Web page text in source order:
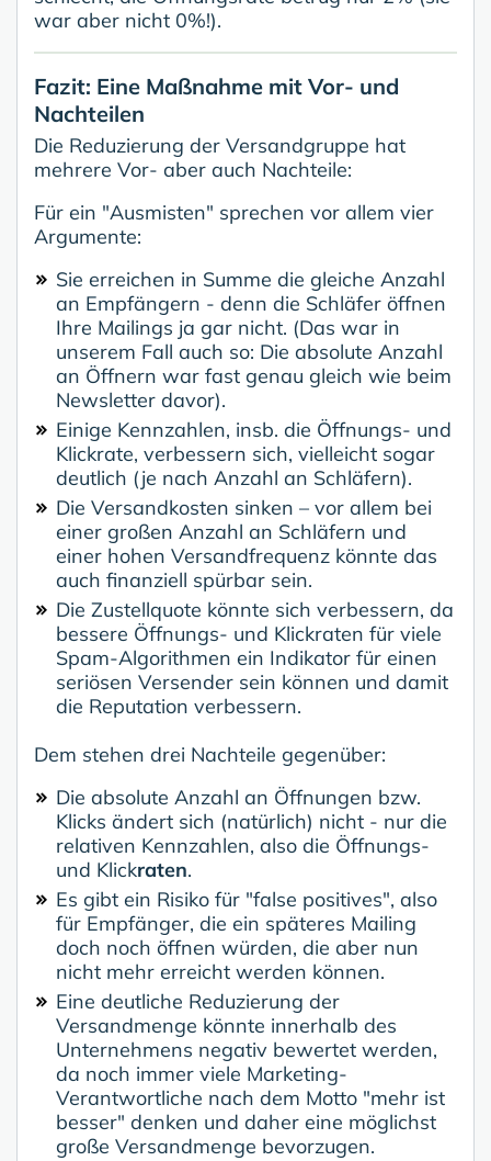
war aber nicht 0%!).
Fazit: Eine Maßnahme mit Vor- und
Nachteilen
Die Reduzierung der Versandgruppe hat
mehrere Vor- aber auch Nachteile:
Für ein "Ausmisten" sprechen vor allem vier
Argumente:
Sie erreichen in Summe die gleiche Anzahl
an Empfängern - denn die Schläfer öffnen
Ihre Mailings ja gar nicht. (Das war in
unserem Fall auch so: Die absolute Anzahl
an Öffnern war fast genau gleich wie beim
Newsletter davor).
Einige Kennzahlen, insb. die Öffnungs- und
Klickrate, verbessern sich, vielleicht sogar
deutlich (je nach Anzahl an Schläfern).
Die Versandkosten sinken – vor allem bei
einer großen Anzahl an Schläfern und
einer hohen Versandfrequenz könnte das
auch finanziell spürbar sein.
Die Zustellquote könnte sich verbessern, da
bessere Öffnungs- und Klickraten für viele
Spam-Algorithmen ein Indikator für einen
seriösen Versender sein können und damit
die Reputation verbessern.
Dem stehen drei Nachteile gegenüber:
Die absolute Anzahl an Öffnungen bzw.
Klicks ändert sich (natürlich) nicht - nur die
relativen Kennzahlen, also die Öffnungs-
und Klickraten.
Es gibt ein Risiko für "false positives", also
für Empfänger, die ein späteres Mailing
doch noch öffnen würden, die aber nun
nicht mehr erreicht werden können.
Eine deutliche Reduzierung der
Versandmenge könnte innerhalb des
Unternehmens negativ bewertet werden,
da noch immer viele Marketing-
Verantwortliche nach dem Motto "mehr ist
besser" denken und daher eine möglichst
große Versandmenge bevorzugen.